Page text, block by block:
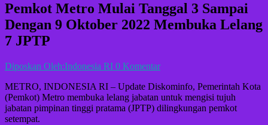
Pemkot Metro Mulai Tanggal 3 Sampai
Dengan 9 Oktober 2022 Membuka Lelang
7 JPTP
Diposkan Oleh:Indonesia RI 0 Komentar
METRO, INDONESIA RI – Update Diskominfo, Pemerintah Kota
(Pemkot) Metro membuka lelang jabatan untuk mengisi tujuh
jabatan pimpinan tinggi pratama (JPTP) dilingkungan pemkot
setempat.